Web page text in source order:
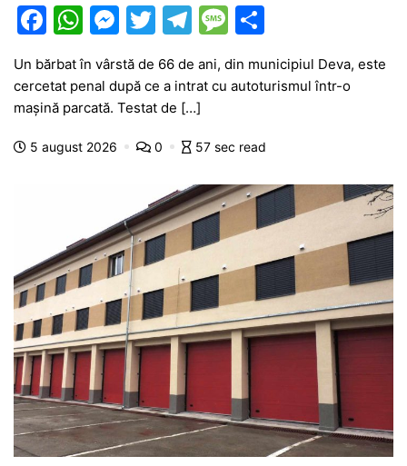
F
c
e
b
o
W
at
s
A
M
s
s
e
er
T
itt
er
T
e
gr
a
M
s
a
g
e
ta
a
ă
Un bărbat în vârstă de 66 de ani, din municipiul Deva, este
cercetat penal după ce a intrat cu autoturismul într-o
mașină parcată. Testat de […]
5 august 2026 0 57 sec read